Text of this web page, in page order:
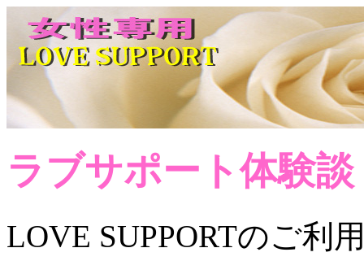
ラブサポート体験
LOVE SUPPORTのご利